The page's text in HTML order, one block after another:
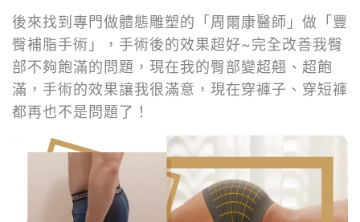
後來找到專門做體態雕塑的「周爾康醫師」做「豐
臀補脂手術」，手術後的效果超好~完全改善我臀
部不夠飽滿的問題，現在我的臀部變超翹、超飽
滿，手術的效果讓我很滿意，現在穿褲子、穿短褲
都再也不是問題了！